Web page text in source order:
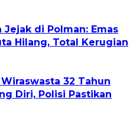
Jejak di Polman: Emas
Hilang, Total Kerugian
32 Tahun
Diri, Polisi Pastikan